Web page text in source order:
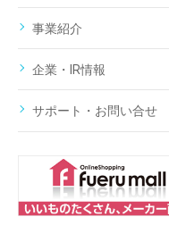
事業紹介
企業・IR情報
サポート・お問い合せ